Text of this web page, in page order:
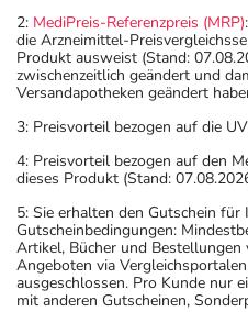
2: MediPreis-Referenzpreis (MRP)
die Arzneimittel-
Produkt ausweist (Stand:
zwischenzeitlich geändert und
Versandapotheken geändert
3: Preisvorteil bezogen auf die
4: Preisvorteil bezogen auf den
dieses Produkt (Stand:
5: Sie erhalten den Gutschein
Gutscheinbedingungen:
Artikel, Bücher und
Angeboten via
ausgeschlossen. Pro Kunde nur
mit anderen Gutscheinen,